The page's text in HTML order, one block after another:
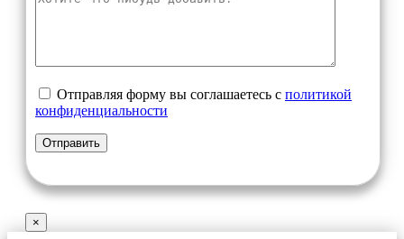
Отправляя форму вы соглашаетесь с политикой
конфиденциальности
×